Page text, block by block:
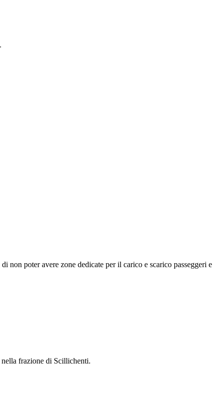
poter avere zone dedicate per il carico e scarico passeggeri e
frazione di Scillichenti.